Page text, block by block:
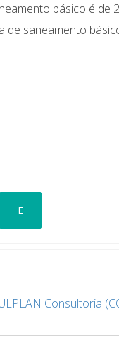
básico é de
de saneamento
E
Consultoria